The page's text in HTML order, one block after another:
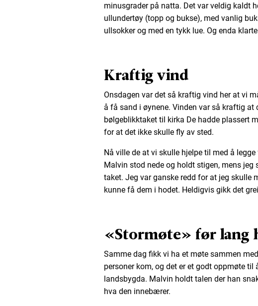
minusgrader på natta. Det var veldig kaldt
ullundertøy (topp og bukse), med vanlig
ullsokker og med en tykk lue. Og enda
Kraftig vind
Onsdagen var det så kraftig vind her at vi
å få sand i øynene. Vinden var så kraftig at
bølgeblikktaket til kirka De hadde plassert
for at det ikke skulle fly av sted.
Nå ville de at vi skulle hjelpe til med å
Malvin stod nede og holdt stigen, mens jeg
taket. Jeg var ganske redd for at jeg skulle
kunne få dem i hodet. Heldigvis gikk det
«Stormøte» før lang
Samme dag fikk vi ha et møte sammen
personer kom, og det er et godt oppmøte
landsbygda. Malvin holdt talen der han
hva den innebærer.